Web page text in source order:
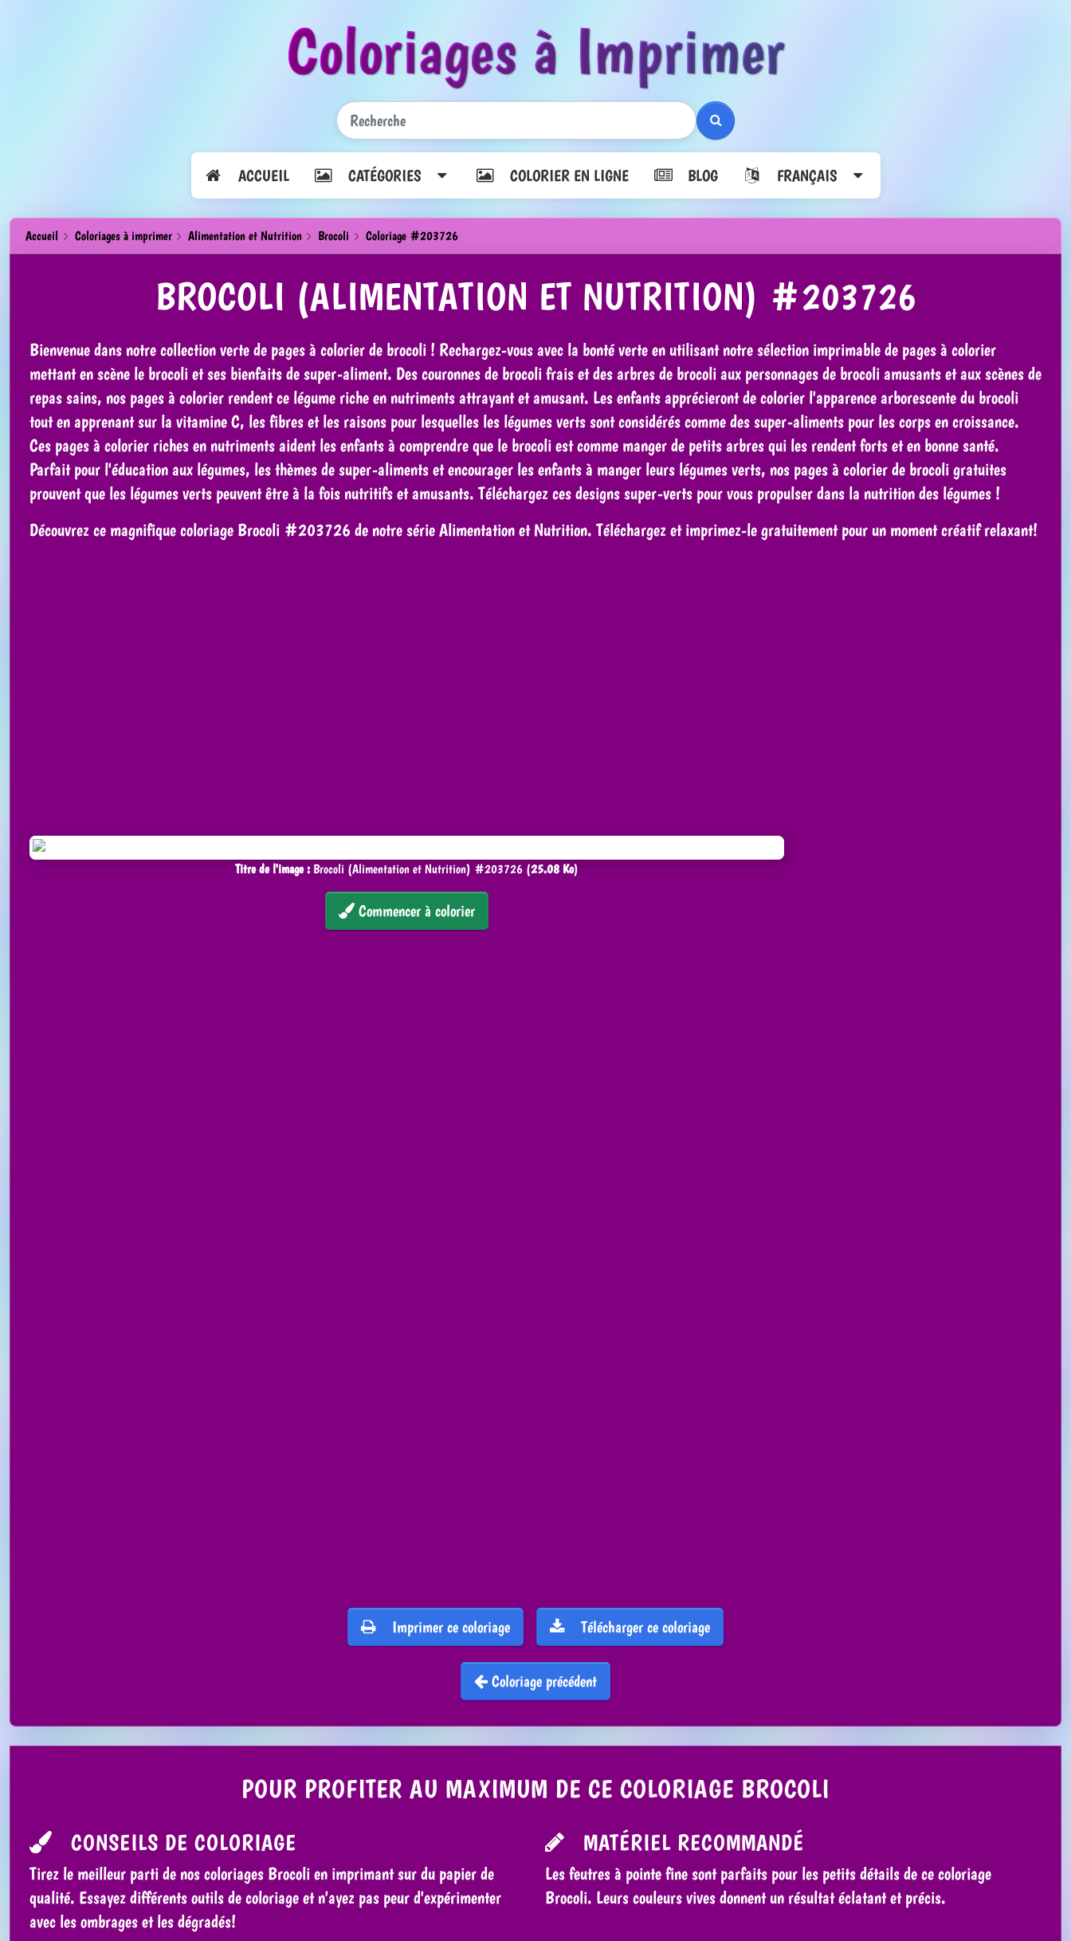
Coloriages à Imprimer
Rechercher
ACCUEIL CATÉGORIES COLORIER EN LIGNE BLOG FRANÇAIS
Accueil Coloriages à imprimer Alimentation et Nutrition Brocoli Coloriage #203726
BROCOLI (ALIMENTATION ET NUTRITION) #203726
Bienvenue dans notre collection verte de pages à colorier de brocoli ! Rechargez-vous avec la bonté verte en utilisant notre sélection imprimable de pages à colorier
mettant en scène le brocoli et ses bienfaits de super-aliment. Des couronnes de brocoli frais et des arbres de brocoli aux personnages de brocoli amusants et aux scènes de
repas sains, nos pages à colorier rendent ce légume riche en nutriments attrayant et amusant. Les enfants apprécieront de colorier l'apparence arborescente du brocoli
tout en apprenant sur la vitamine C, les fibres et les raisons pour lesquelles les légumes verts sont considérés comme des super-aliments pour les corps en croissance.
Ces pages à colorier riches en nutriments aident les enfants à comprendre que le brocoli est comme manger de petits arbres qui les rendent forts et en bonne santé.
Parfait pour l'éducation aux légumes, les thèmes de super-aliments et encourager les enfants à manger leurs légumes verts, nos pages à colorier de brocoli gratuites
prouvent que les légumes verts peuvent être à la fois nutritifs et amusants. Téléchargez ces designs super-verts pour vous propulser dans la nutrition des légumes !
Découvrez ce magnifique coloriage Brocoli #203726 de notre série Alimentation et Nutrition. Téléchargez et imprimez-le gratuitement pour un moment créatif relaxant!
Titre de l'image :Brocoli (Alimentation et Nutrition) #203726 (25.08 Ko)
Commencer à colorier
Imprimer ce coloriage Télécharger ce coloriage
Coloriage précédent
POUR PROFITER AU MAXIMUM DE CE COLORIAGE BROCOLI
CONSEILS DE COLORIAGE
Tirez le meilleur parti de nos coloriages Brocoli en imprimant sur du papier de
qualité. Essayez différents outils de coloriage et n'ayez pas peur d'expérimenter
avec les ombrages et les dégradés!
MATÉRIEL RECOMMANDÉ
Les feutres à pointe fine sont parfaits pour les petits détails de ce coloriage
Brocoli. Leurs couleurs vives donnent un résultat éclatant et précis.